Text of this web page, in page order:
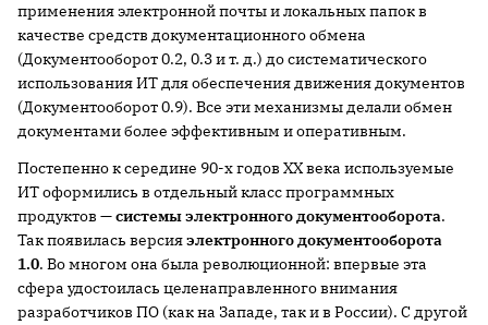
применения электронной почты и локальных папок в
качестве средств документационного обмена
(Документооборот 0.2, 0.3 и т. д.) до систематического
использования ИТ для обеспечения движения документов
(Документооборот 0.9). Все эти механизмы делали обмен
документами более эффективным и оперативным.
Постепенно к середине 90-х годов XX века используемые
ИТ оформились в отдельный класс программных
продуктов —системы электронного документооборота.
Так появилась версияэлектронного документооборота
1.0. Во многом она была революционной: впервые эта
сфера удостоилась целенаправленного внимания
разработчиков ПО (как на Западе, так и в России). С другой